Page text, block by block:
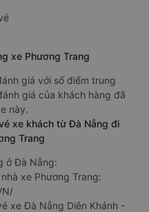
xe Phương Trang
giá với số điểm trung
giá của khách hàng đã
này.
xe khách từ Đà Nẵng đi
Trang
ở Đà Nẵng:
xe Phương Trang:
xe Đà Nẵng Diên Khánh -